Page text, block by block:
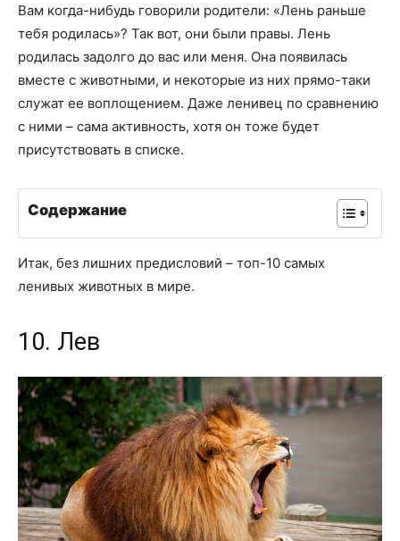
Вам когда-нибудь говорили родители: «Лень раньше
тебя родилась»? Так вот, они были правы. Лень
родилась задолго до вас или меня. Она появилась
вместе с животными, и некоторые из них прямо-таки
служат ее воплощением. Даже ленивец по сравнению
с ними – сама активность, хотя он тоже будет
присутствовать в списке.
Содержание
Итак, без лишних предисловий – топ-10 самых
ленивых животных в мире.
10. Лев